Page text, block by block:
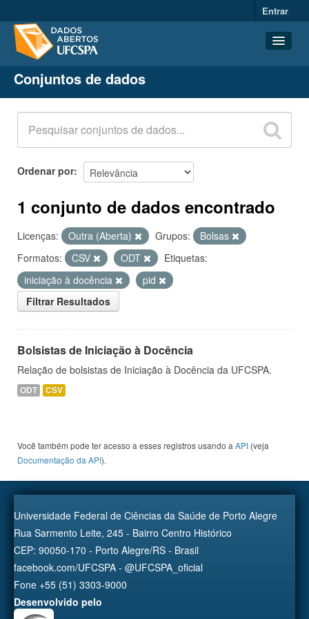
Entrar
Conjuntos de dados
Organizações
Grupos
Sobre
Conjuntos de dados
Ordenar por
1 conjunto de dados encontrado
Licenças: Outra (Aberta) Grupos:
Bolsas
Formatos:
CSV ODT
Etiquetas:
iniciação à docência
pid
Filtrar Resultados
Bolsistas de Iniciação à Docência
Relação de bolsistas de Iniciação à Docência da UFCSPA.
ODT CSV
Você também pode ter acesso a esses registros usando a API (veja
Documentação da API).
Universidade Federal de Ciências da Saúde de Porto Alegre
Rua Sarmento Leite, 245 - Bairro Centro Histórico
CEP: 90050-170 - Porto Alegre/RS - Brasil
facebook.com/UFCSPA - @UFCSPA_oficial
Fone +55 (51) 3303-9000
Desenvolvido pelo